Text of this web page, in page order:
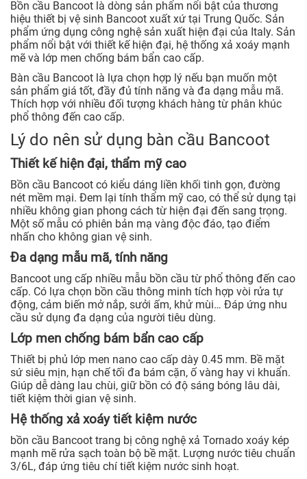
Bồn cầu Bancoot là dòng sản phẩm nổi bật của thương
hiệu thiết bị vệ sinh Bancoot xuất xứ tại Trung Quốc. Sản
phẩm ứng dụng công nghệ sản xuất hiện đại của Italy. Sản
phẩm nổi bật với thiết kế hiện đại, hệ thống xả xoáy mạnh
mẽ và lớp men chống bám bẩn cao cấp.
Bàn cầu Bancoot là lựa chọn hợp lý nếu bạn muốn một
sản phẩm giá tốt, đầy đủ tính năng và đa dạng mẫu mã.
Thích hợp với nhiều đối tượng khách hàng từ phân khúc
phổ thông đến cao cấp.
Lý do nên sử dụng bàn cầu Bancoot
Thiết kế hiện đại, thẩm mỹ cao
Bồn cầu Bancoot có kiểu dáng liền khối tinh gọn, đường
nét mềm mại. Đem lại tính thẩm mỹ cao, có thể sử dụng tại
nhiều không gian phong cách từ hiện đại đến sang trọng.
Một số mẫu có phiên bản mạ vàng độc đáo, tạo điểm
nhấn cho không gian vệ sinh.
Đa dạng mẫu mã, tính năng
Bancoot ung cấp nhiều mẫu bồn cầu từ phổ thông đến cao
cấp. Có lựa chọn bồn cầu thông minh tích hợp vòi rửa tự
động, cảm biến mở nắp, sưởi ấm, khử mùi… Đáp ứng nhu
cầu sử dụng đa dạng của người tiêu dùng.
Lớp men chống bám bẩn cao cấp
Thiết bị phủ lớp men nano cao cấp dày 0.45 mm. Bề mặt
sứ siêu mịn, hạn chế tối đa bám cặn, ố vàng hay vi khuẩn.
Giúp dễ dàng lau chùi, giữ bồn có độ sáng bóng lâu dài,
tiết kiệm thời gian vệ sinh.
Hệ thống xả xoáy tiết kiệm nước
bồn cầu Bancoot trang bị công nghệ xả Tornado xoáy kép
mạnh mẽ rửa sạch toàn bộ bề mặt. Lượng nước tiêu chuẩn
3/6L, đáp ứng tiêu chí tiết kiệm nước sinh hoạt.